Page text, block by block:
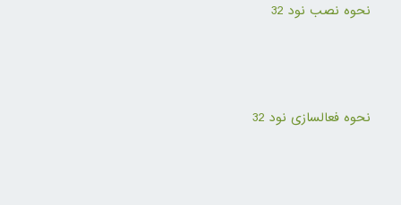
نحوه نصب نود 32
نحوه فعالسازی نود 32